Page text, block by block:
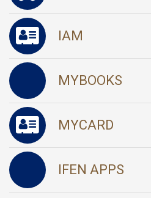
IAM
MYBOOKS
MYCARD
IFEN APPS